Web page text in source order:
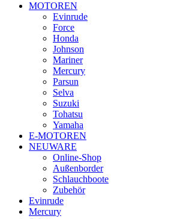
MOTOREN
Evinrude
Force
Honda
Johnson
Mariner
Mercury
Parsun
Selva
Suzuki
Tohatsu
Yamaha
E-MOTOREN
NEUWARE
Online-Shop
Außenborder
Schlauchboote
Zubehör
Evinrude
Mercury